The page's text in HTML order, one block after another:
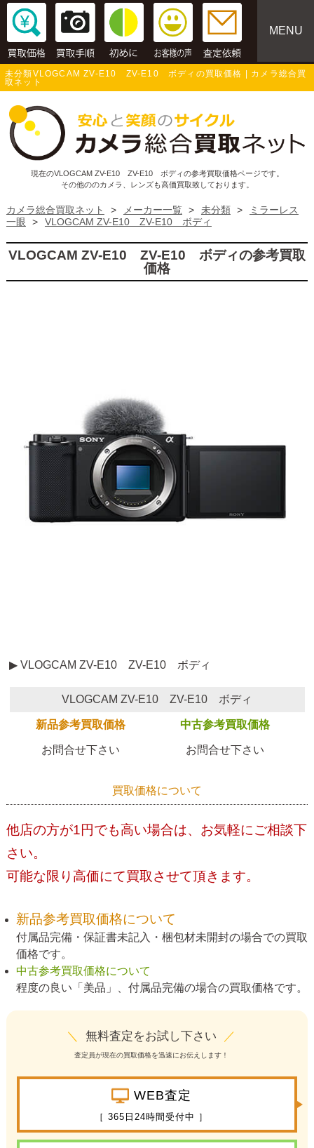
MENU
未分類VLOGCAM ZV-E10 ZV-E10 ボディの買取価格 | カメラ総合買
取ネット
現在のVLOGCAM ZV-E10 ZV-E10 ボディの参考買取価格ページです。
その他ののカメラ、レンズも高価買取致しております。
カメラ総合買取ネット > メーカー一覧 > 未分類 >
ミラーレス
一眼
> VLOGCAM ZV-E10 ZV-E10 ボディ
VLOGCAM ZV-E10 ZV-E10 ボディの参考買取
価格
▶ VLOGCAM ZV-E10 ZV-E10 ボディ
VLOGCAM ZV-E10 ZV-E10 ボディ
新品参考買取価格 中古参考買取価格
お問合せ下さい お問合せ下さい
買取価格について
他店の方が1円でも高い場合は、お気軽にご相談下
さい。
可能な限り高価にて買取させて頂きます。
新品参考買取価格について
付属品完備・保証書未記入・梱包材未開封の場合での買取
価格です。
中古参考買取価格について
程度の良い「美品」、付属品完備の場合の買取価格です。
＼ 無料査定をお試し下さい ／
査定員が現在の買取価格を迅速にお伝えします！
WEB査定
［ 365日24時間受付中 ］